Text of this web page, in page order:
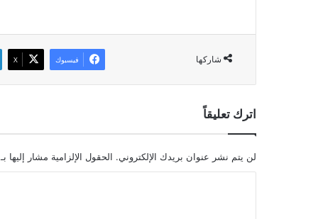
شاركها فيسبوك ‫X
اترك تعليقاً
لن يتم نشر عنوان بريدك الإلكتروني. الحقول الإلزامية مشار إليها بـ